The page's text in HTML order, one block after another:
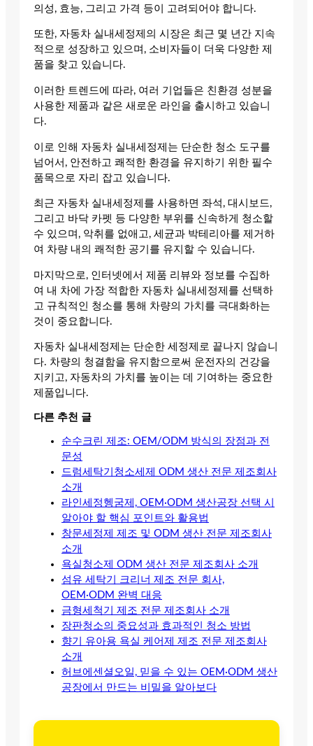
의성, 효능, 그리고 가격 등이 고려되어야 합니다.
또한, 자동차 실내세정제의 시장은 최근 몇 년간 지속
적으로 성장하고 있으며, 소비자들이 더욱 다양한 제
품을 찾고 있습니다.
이러한 트렌드에 따라, 여러 기업들은 친환경 성분을
사용한 제품과 같은 새로운 라인을 출시하고 있습니
다.
이로 인해 자동차 실내세정제는 단순한 청소 도구를
넘어서, 안전하고 쾌적한 환경을 유지하기 위한 필수
품목으로 자리 잡고 있습니다.
최근 자동차 실내세정제를 사용하면 좌석, 대시보드,
그리고 바닥 카펫 등 다양한 부위를 신속하게 청소할
수 있으며, 악취를 없애고, 세균과 박테리아를 제거하
여 차량 내의 쾌적한 공기를 유지할 수 있습니다.
마지막으로, 인터넷에서 제품 리뷰와 정보를 수집하
여 내 차에 가장 적합한 자동차 실내세정제를 선택하
고 규칙적인 청소를 통해 차량의 가치를 극대화하는
것이 중요합니다.
자동차 실내세정제는 단순한 세정제로 끝나지 않습니
다. 차량의 청결함을 유지함으로써 운전자의 건강을
지키고, 자동차의 가치를 높이는 데 기여하는 중요한
제품입니다.
다른 추천 글
순수크린 제조: OEM/ODM 방식의 장점과 전
문성
드럼세탁기청소세제 ODM 생산 전문 제조회사
소개
라인세정헹굼제, OEM·ODM 생산공장 선택 시
알아야 할 핵심 포인트와 활용법
창문세정제 제조 및 ODM 생산 전문 제조회사
소개
욕실청소제 ODM 생산 전문 제조회사 소개
섬유 세탁기 크리너 제조 전문 회사,
OEM·ODM 완벽 대응
금형세척기 제조 전문 제조회사 소개
장판청소의 중요성과 효과적인 청소 방법
향기 유아용 욕실 케어제 제조 전문 제조회사
소개
허브에센셜오일, 믿을 수 있는 OEM·ODM 생산
공장에서 만드는 비밀을 알아보다